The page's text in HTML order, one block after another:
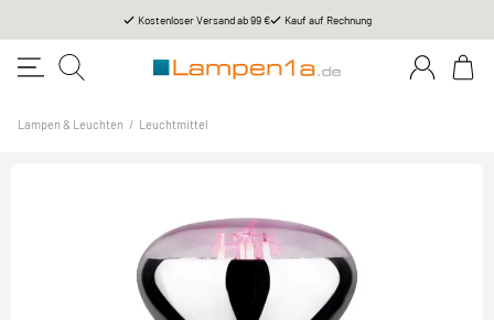
Kostenloser Versand ab 99 € Kauf auf Rechnung
Lampen & Leuchten / Leuchtmittel